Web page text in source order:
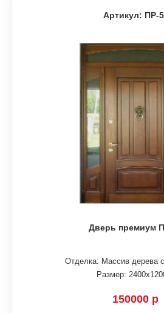
Артикул: ПР-
Дверь премиум
Отделка: Массив дерева
Размер:
150000 р